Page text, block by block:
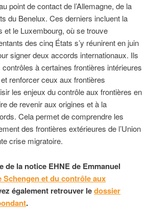
point de contact de l’Allemagne, de la
du Benelux. Ces derniers incluent la
et le Luxembourg, où se trouve
des cinq États s’y réunirent en juin
signer deux accords internationaux. Ils
à certaines frontières intérieures
renforcer ceux aux frontières
les enjeux du contrôle aux frontières en
de revenir aux origines et à la
Cela permet de comprendre les
des frontières extérieures de l’Union
crise migratoire.
de la notice EHNE de Emmanuel
Schengen et du contrôle aux
également retrouver ledossier
.